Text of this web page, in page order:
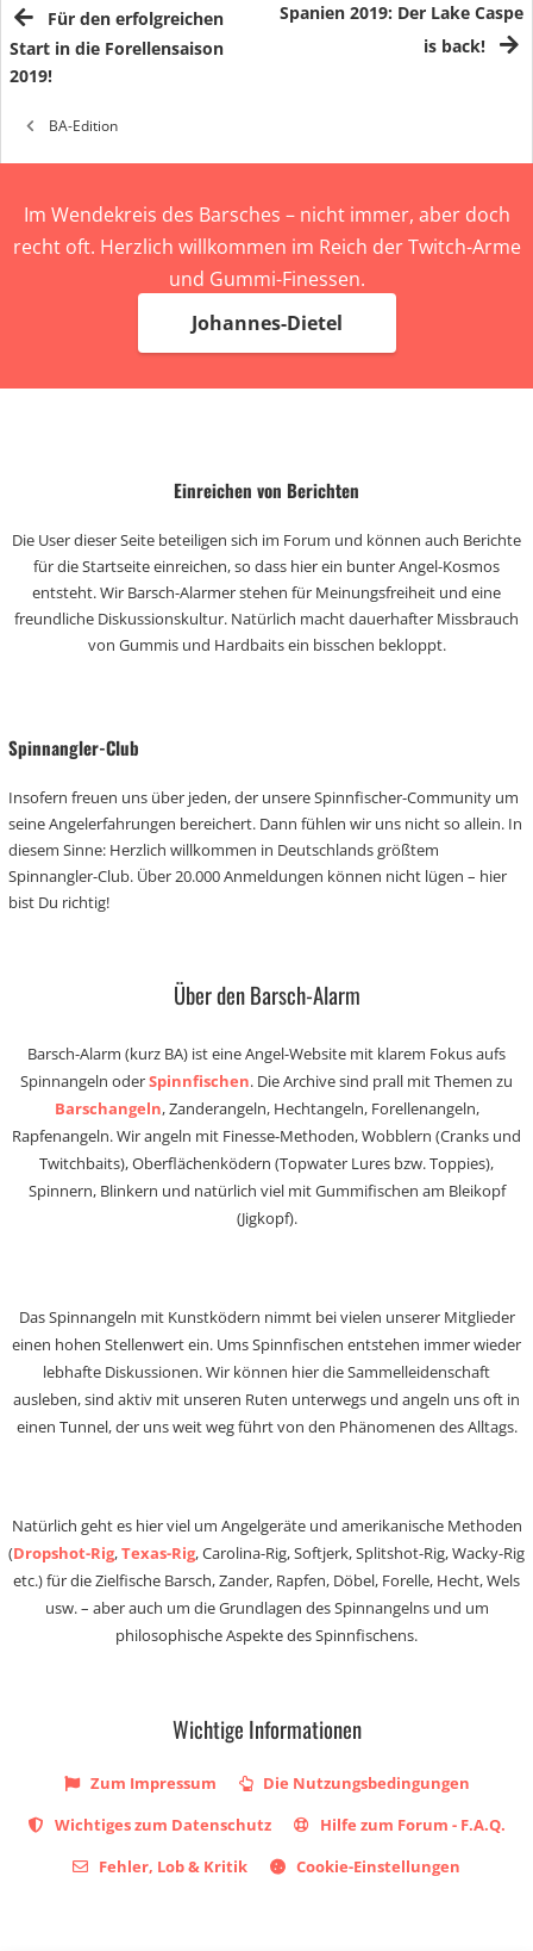
Für den erfolgreichen
Start in die Forellensaison
2019!
Spanien 2019: Der Lake Caspe
is back!
BA-Edition
Im Wendekreis des Barsches – nicht immer, aber doch
recht oft. Herzlich willkommen im Reich der Twitch-Arme
und Gummi-Finessen.
Johannes-Dietel
Einreichen von Berichten
Die User dieser Seite beteiligen sich im Forum und können auch Berichte
für die Startseite einreichen, so dass hier ein bunter Angel-Kosmos
entsteht. Wir Barsch-Alarmer stehen für Meinungsfreiheit und eine
freundliche Diskussionskultur. Natürlich macht dauerhafter Missbrauch
von Gummis und Hardbaits ein bisschen bekloppt.
Spinnangler-Club
Insofern freuen uns über jeden, der unsere Spinnfischer-Community um
seine Angelerfahrungen bereichert. Dann fühlen wir uns nicht so allein. In
diesem Sinne: Herzlich willkommen in Deutschlands größtem
Spinnangler-Club. Über 20.000 Anmeldungen können nicht lügen – hier
bist Du richtig!
Über den Barsch-Alarm
Barsch-Alarm (kurz BA) ist eine Angel-Website mit klarem Fokus aufs
Spinnangeln oderSpinnfischen. Die Archive sind prall mit Themen zu
Barschangeln, Zanderangeln, Hechtangeln, Forellenangeln,
Rapfenangeln. Wir angeln mit Finesse-Methoden, Wobblern (Cranks und
Twitchbaits), Oberflächenködern (Topwater Lures bzw. Toppies),
Spinnern, Blinkern und natürlich viel mit Gummifischen am Bleikopf
(Jigkopf).
Das Spinnangeln mit Kunstködern nimmt bei vielen unserer Mitglieder
einen hohen Stellenwert ein. Ums Spinnfischen entstehen immer wieder
lebhafte Diskussionen. Wir können hier die Sammelleidenschaft
ausleben, sind aktiv mit unseren Ruten unterwegs und angeln uns oft in
einen Tunnel, der uns weit weg führt von den Phänomenen des Alltags.
Natürlich geht es hier viel um Angelgeräte und amerikanische Methoden
(Dropshot-Rig,Texas-Rig, Carolina-Rig, Softjerk, Splitshot-Rig, Wacky-Rig
etc.) für die Zielfische Barsch, Zander, Rapfen, Döbel, Forelle, Hecht, Wels
usw. – aber auch um die Grundlagen des Spinnangelns und um
philosophische Aspekte des Spinnfischens.
Wichtige Informationen
Zum Impressum
Die Nutzungsbedingungen
Wichtiges zum Datenschutz
Hilfe zum Forum - F.A.Q.
Fehler, Lob & Kritik
Cookie-Einstellungen